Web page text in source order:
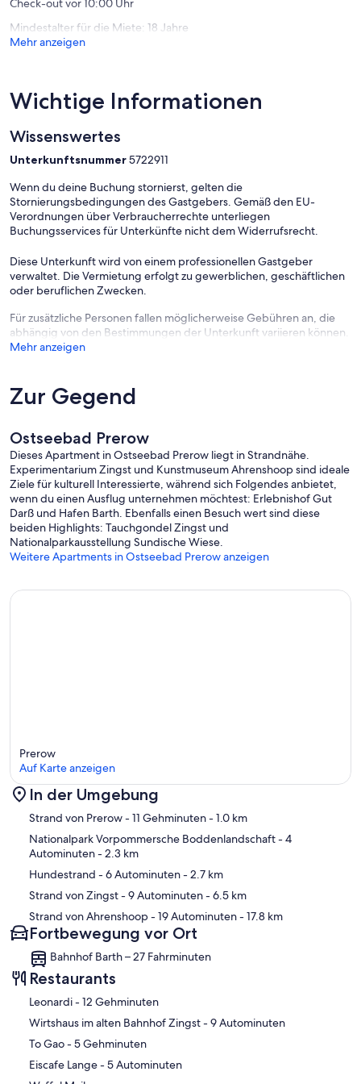
den Komfort der gut ausgestatteten Küchenzeile genießen. Hunde
sind auf Anfrage ebenfalls willkommen, sodass auch vierbeinige
Begleiter in den Urlaub mitgenommen werden können.
Bettwäsche, pro Person, 18,26 €
Folgende Zusatzleistungen sind optional buchbar:
Haustiere, pro Nacht, 9,75 €
Check-out vor 10:00 Uhr
Mindestalter für die Miete: 18 Jahre
Mehr anzeigen
Wichtige Informationen
Wissenswertes
Unterkunftsnummer5722911
Wenn du deine Buchung stornierst, gelten die
Stornierungsbedingungen des Gastgebers. Gemäß den EU-
Verordnungen über Verbraucherrechte unterliegen
Buchungsservices für Unterkünfte nicht dem Widerrufsrecht.
Diese Unterkunft wird von einem professionellen Gastgeber
verwaltet. Die Vermietung erfolgt zu gewerblichen, geschäftlichen
oder beruflichen Zwecken.
Für zusätzliche Personen fallen möglicherweise Gebühren an, die
abhängig von den Bestimmungen der Unterkunft variieren können.
Mehr anzeigen
Zur Gegend
Ostseebad Prerow
Dieses Apartment in Ostseebad Prerow liegt in Strandnähe.
Experimentarium Zingst und Kunstmuseum Ahrenshoop sind ideale
Ziele für kulturell Interessierte, während sich Folgendes anbietet,
wenn du einen Ausflug unternehmen möchtest: Erlebnishof Gut
Darß und Hafen Barth. Ebenfalls einen Besuch wert sind diese
beiden Highlights: Tauchgondel Zingst und
Nationalparkausstellung Sundische Wiese.
Weitere Apartments in Ostseebad Prerow anzeigen
Karte
Prerow
Auf Karte anzeigen
In der Umgebung
Strand von Prerow- 11 Gehminuten- 1.0 km
Nationalpark Vorpommersche Boddenlandschaft- 4
Autominuten- 2.3 km
Hundestrand - 6 Autominuten- 2.7 km
Strand von Zingst- 9 Autominuten- 6.5 km
Strand von Ahrenshoop- 19 Autominuten- 17.8 km
Fortbewegung vor Ort
Bahnhof Barth – 27 Fahrminuten
Restaurants
‪Leonardi - ‬12 Gehminuten
‪Wirtshaus im alten Bahnhof Zingst - ‬9 Autominuten
‪To Gao - ‬5 Gehminuten
‪Eiscafe Lange - ‬5 Autominuten